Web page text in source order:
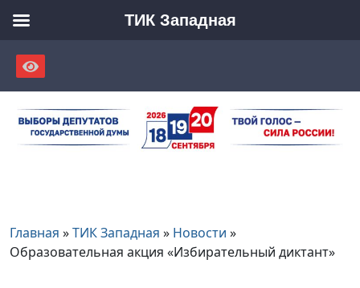
content
Главная »ТИК Западная » Новости »
Образовательная акция «Избирательный диктант»
ТИК Западная